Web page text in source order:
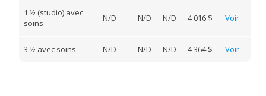
1 ½ (studio) avec
soins
N/D N/D N/D 4 016 $ Voir
3 ½ avec soins N/D N/D N/D 4 364 $ Voir